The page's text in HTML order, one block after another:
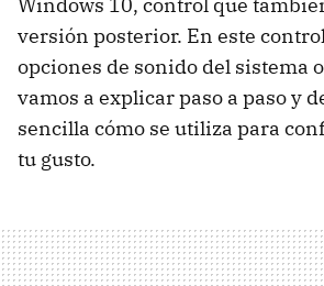
versión posterior. En este
opciones de sonido del sistema
vamos a explicar paso a paso y
sencilla cómo se utiliza para
tu gusto.